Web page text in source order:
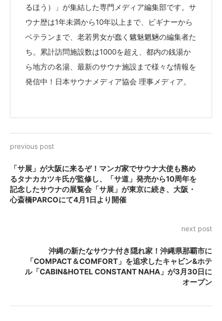
るほう）」が集結した専門メディア編集部です。サ
ウナ歴は1年未満から10年以上まで、ビギナーから
ベテランまで、老若男女が蠢く魑魅魍魎の編集者た
ち。累計訪問施設数は1000を超え、都内の銭湯か
ら地方の名湯、最新のサウナ施設まで様々な情報を
発信中！日本サウナメディア協会 理事メディア。
previous post
「サ展」が大阪に来るぞ！マンガ家でサウナ大使も務め
るタナカカツキ氏が監修し、「サ道」発売から10周年を
記念したサウナの展覧会「サ展」が東京に続き、大阪・
心斎橋PARCOにて4月1日より開催
next post
沖縄の新たなサウナ付き隠れ家！沖縄県那覇市に
「COMPACT＆COMFORT」を追求したキャビン&ホテ
ル「CABIN&HOTEL CONSTANT NAHA」が3月30日に
オープン